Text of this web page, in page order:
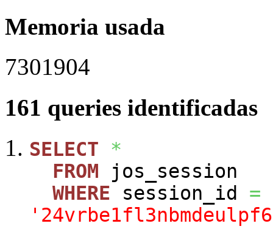
Memoria usada
7301904
161 queries identificadas
SELECT
*
FROM jos_session
WHERE session_id =